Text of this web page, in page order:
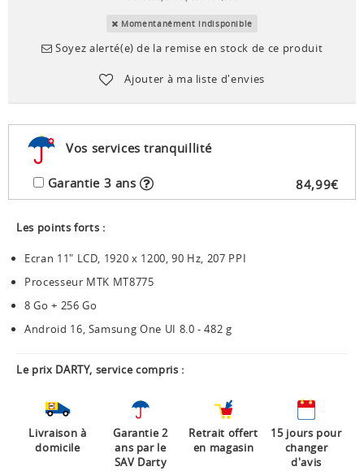
Momentanément indisponible
Soyez alerté(e) de la remise en stock de ce produit
Ajouter à ma liste d'envies
Vos services tranquillité
Garantie 3 ans 84,99€
Les points forts :
Ecran 11" LCD, 1920 x 1200, 90 Hz, 207 PPI
Processeur MTK MT8775
8 Go + 256 Go
Android 16, Samsung One UI 8.0 - 482 g
Le prix DARTY, service compris :
Livraison à
domicile
Garantie 2
ans par le
SAV Darty
Retrait offert
en magasin
15 jours pour
changer
d'avis